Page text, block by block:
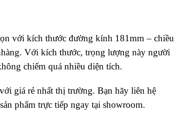
với kích thước đường kính 181mm – chiều
Với kích thước, trọng lượng này người
chiếm quá nhiều diện tích.
với giá rẻ nhất thị trường. Bạn hãy liên hệ
phẩm trực tiếp ngay tại showroom.